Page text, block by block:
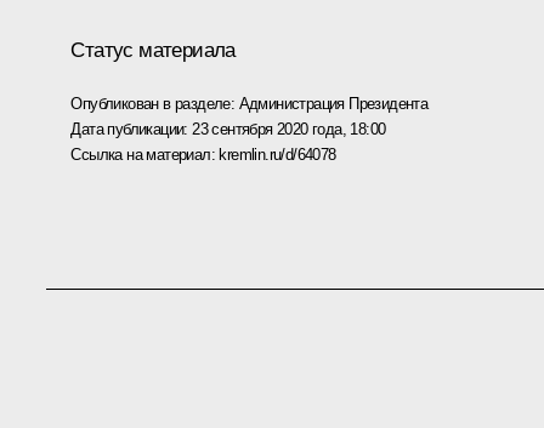
Статус материала
Опубликован в разделе: Администрация Президента
Дата публикации: 23 сентября 2020 года, 18:00
Ссылка на материал: kremlin.ru/d/64078